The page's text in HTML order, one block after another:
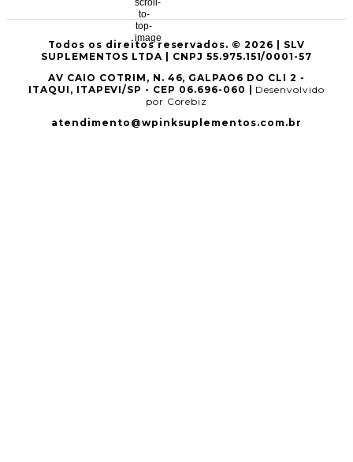
Todos os direitos reservados. © 2026 | SLV
SUPLEMENTOS LTDA | CNPJ 55.975.151/0001-57
AV CAIO COTRIM, N. 46, GALPAO6 DO CLI 2 -
ITAQUI, ITAPEVI/SP - CEP 06.696-060 | Desenvolvido
por Corebiz
atendimento@wpinksuplementos.com.br